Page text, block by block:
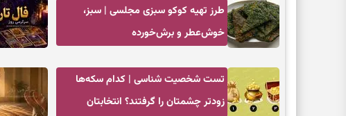
طرز تهیه کوکو سبزی مجلسی | سبز،
خوش‌عطر و برش‌خورده
تست شخصیت شناسی | کدام سکه‌ها
زودتر چشمتان را گرفتند؟ انتخابتان